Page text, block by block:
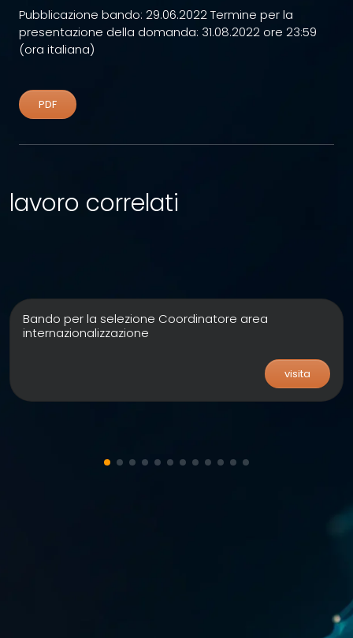
Pubblicazione bando: 29.06.2022 Termine per la
presentazione della domanda: 31.08.2022 ore 23:59
(ora italiana)
PDF
lavoro correlati
Bando per la selezione Coordinatore area
internazionalizzazione
visita